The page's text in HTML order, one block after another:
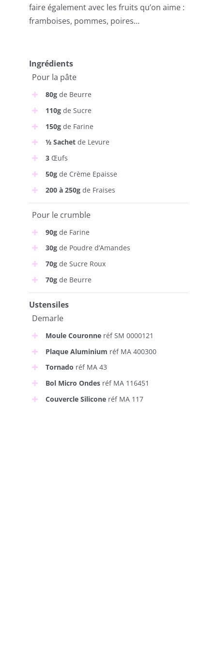
faire également avec les fruits qu’on aime :
framboises, pommes, poires…
Ingrédients
Pour la pâte
80gde Beurre
110gde Sucre
150gde Farine
½ Sachetde Levure
3Œufs
50gde Crème Epaisse
200 à 250gde Fraises
Pour le crumble
90gde Farine
30gde Poudre d’Amandes
70gde Sucre Roux
70gde Beurre
Ustensiles
Demarle
Moule Couronneréf SM 0000121
Plaque Aluminium réf MA 400300
Tornado réf MA 43
Bol Micro Ondesréf MA 116451
Couvercle Siliconeréf MA 117